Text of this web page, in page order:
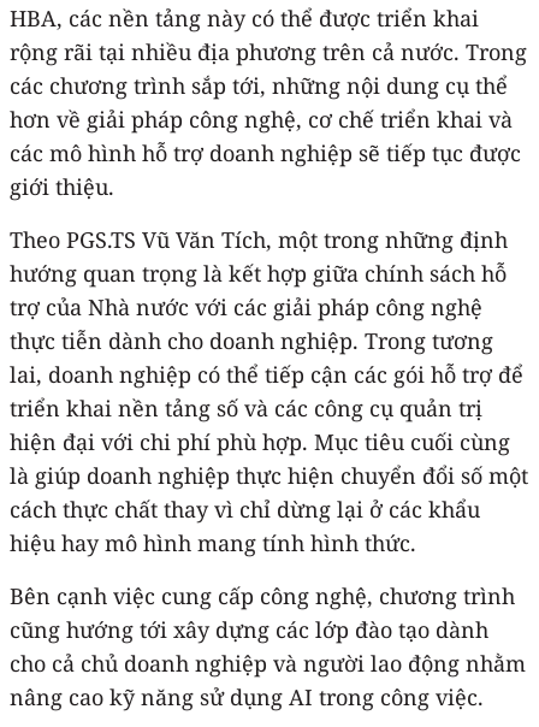
HBA, các nền tảng này có thể được triển khai
rộng rãi tại nhiều địa phương trên cả nước. Trong
các chương trình sắp tới, những nội dung cụ thể
hơn về giải pháp công nghệ, cơ chế triển khai và
các mô hình hỗ trợ doanh nghiệp sẽ tiếp tục được
giới thiệu.
Theo PGS.TS Vũ Văn Tích, một trong những định
hướng quan trọng là kết hợp giữa chính sách hỗ
trợ của Nhà nước với các giải pháp công nghệ
thực tiễn dành cho doanh nghiệp. Trong tương
lai, doanh nghiệp có thể tiếp cận các gói hỗ trợ để
triển khai nền tảng số và các công cụ quản trị
hiện đại với chi phí phù hợp. Mục tiêu cuối cùng
là giúp doanh nghiệp thực hiện chuyển đổi số một
cách thực chất thay vì chỉ dừng lại ở các khẩu
hiệu hay mô hình mang tính hình thức.
Bên cạnh việc cung cấp công nghệ, chương trình
cũng hướng tới xây dựng các lớp đào tạo dành
cho cả chủ doanh nghiệp và người lao động nhằm
nâng cao kỹ năng sử dụng AI trong công việc.